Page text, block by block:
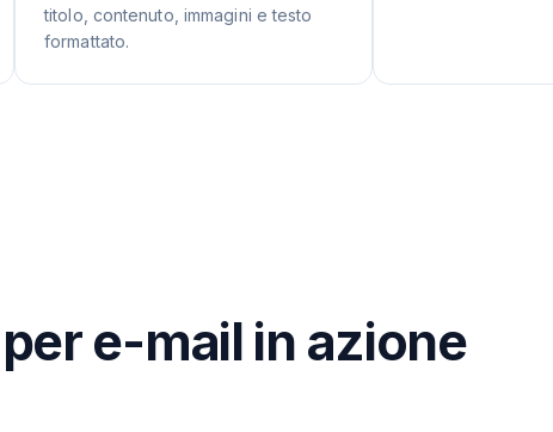
titolo, contenuto, immagini e testo
formattato.
e-mail in azione